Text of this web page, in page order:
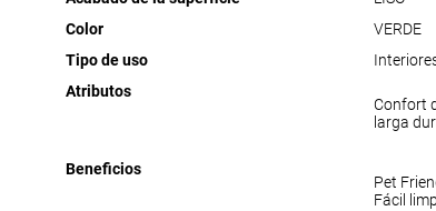
Color
VERDE
Tipo de uso
Atributos
Confort
larga
Beneficios
Pet
Fácil